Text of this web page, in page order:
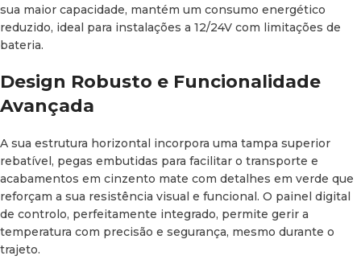
Tensão de alimentação:DC 12/24 V
Intervalo de temperatura:
Inclui:Cabo de alimentação DC (corrente contínua)
Opcional:
convencional (230V)
Certificações: CE, EMC e E-Mark para uma instalação
segura no setor automóvel
Benefícios de Integrar a ITB52 na
Tua Campervan ou Veículo
sua maior capacidade, mantém um consumo energético
reduzido, ideal para instalações a 12/24V com limitações de
bateria.
Design Robusto e Funcionalidade
Avançada
A sua estrutura horizontal incorpora uma tampa superior
rebatível, pegas embutidas para facilitar o transporte e
acabamentos em cinzento mate com detalhes em verde que
reforçam a sua resistência visual e funcional. O painel digital
de controlo, perfeitamente integrado, permite gerir a
temperatura com precisão e segurança, mesmo durante o
trajeto.